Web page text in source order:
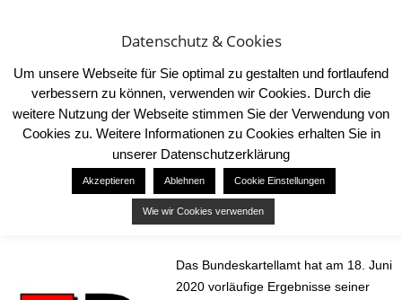
Nutzerbewertung auf Reiseportal
Das Bundeskartellamt hat am 18. Juni
2020 vorläufige Ergebnisse seiner
Datenschutz & Cookies
Um unsere Webseite für Sie optimal zu gestalten und fortlaufend
verbessern zu können, verwenden wir Cookies. Durch die
weitere Nutzung der Webseite stimmen Sie der Verwendung von
Cookies zu. Weitere Informationen zu Cookies erhalten Sie in
unserer Datenschutzerklärung
Akzeptieren Ablehnen Cookie Einstellungen
Wie wir Cookies verwenden